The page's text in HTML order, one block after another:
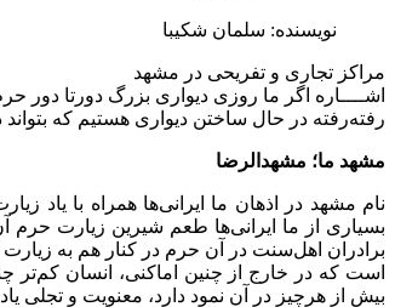
نویسنده: سلمان شکیبا
مراکز تجاری و تفریحی در مشهد
اشــــاره اگر ما روزی دیواری بزرگ دورتا دور
رفته‌رفته در حال ساختن دیواری هستیم که
مشهد ما؛ مشهدالرضا
نام مشهد در اذهان ما ایرانی‌ها همراه با یاد
بسیاری از ما ایرانی‌ها طعم شیرین زیارت حرم
برادران اهل‌سنت در آن حرم در کنار هم به
است که در خارج از چنین اماکنی، انسان کم‌تر
بیش از هرچیز در آن نمود دارد، معنویت و تجلی